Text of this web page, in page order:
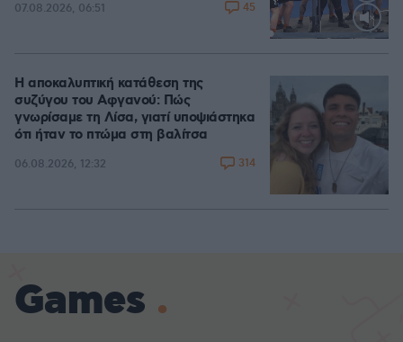
Loaded
07.08.2026, 06:51 45
Η αποκαλυπτική κατάθεση της
συζύγου του Αφγανού: Πώς
γνωρίσαμε τη Λίσα, γιατί υποψιάστηκα
ότι ήταν το πτώμα στη βαλίτσα
06.08.2026, 12:32 314
Games